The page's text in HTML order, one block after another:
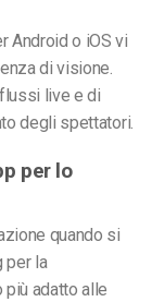
Android o iOS vi
di visione.
live e di
degli spettatori.
per lo
quando si
per la
più adatto alle